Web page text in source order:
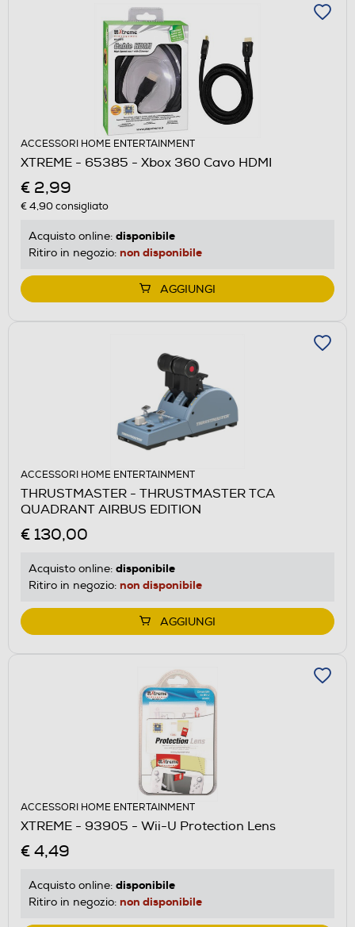
ACCESSORI HOME ENTERTAINMENT
XTREME - 65385 - Xbox 360 Cavo HDMI
€ 2,99
€ 4,90consigliato
Acquisto online: disponibile
Ritiro in negozio: non disponibile
AGGIUNGI
ACCESSORI HOME ENTERTAINMENT
THRUSTMASTER - THRUSTMASTER TCA
QUADRANT AIRBUS EDITION
€ 130,00
Acquisto online: disponibile
Ritiro in negozio: non disponibile
AGGIUNGI
ACCESSORI HOME ENTERTAINMENT
XTREME - 93905 - Wii-U Protection Lens
€ 4,49
Acquisto online: disponibile
Ritiro in negozio: non disponibile